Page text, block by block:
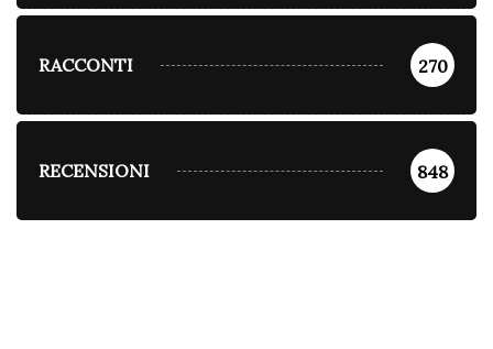
RACCONTI 270
RECENSIONI 848